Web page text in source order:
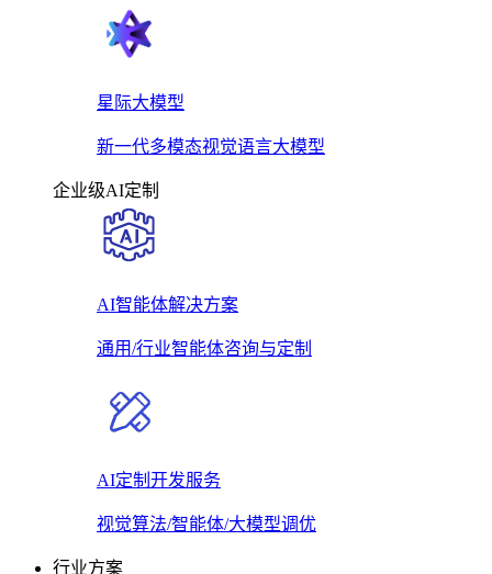
星际大模型
新一代多模态视觉语言大模型
企业级AI定制
AI智能体解决方案
通用/行业智能体咨询与定制
AI定制开发服务
视觉算法/智能体/大模型调优
行业方案